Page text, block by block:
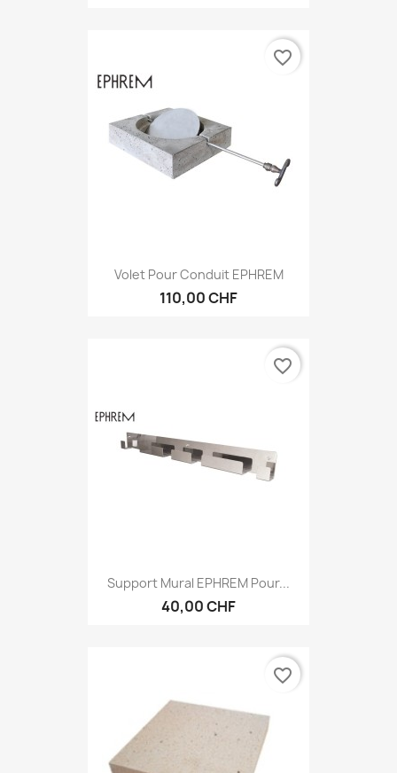
Volet Pour Conduit EPHREM
110,00 CHF
favorite_border
Support Mural EPHREM Pour...
40,00 CHF
favorite_border
favorite_border